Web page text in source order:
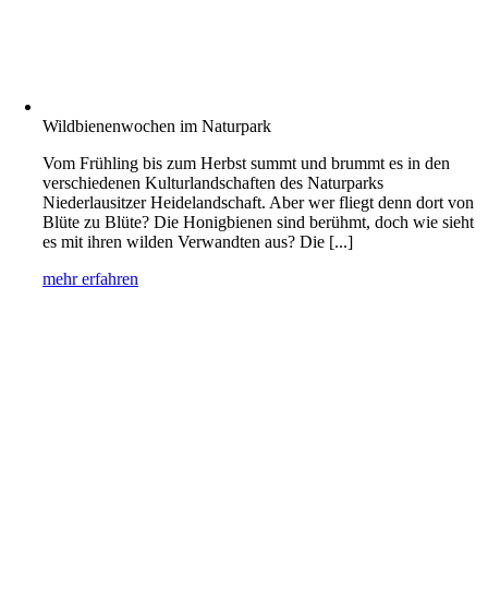
Wildbienenwochen im Naturpark
Vom Frühling bis zum Herbst summt und brummt es in den
verschiedenen Kulturlandschaften des Naturparks
Niederlausitzer Heidelandschaft. Aber wer fliegt denn dort von
Blüte zu Blüte? Die Honigbienen sind berühmt, doch wie sieht
es mit ihren wilden Verwandten aus? Die [...]
mehr erfahren